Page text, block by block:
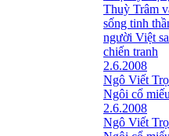
Thuỳ Trâm
sống tinh
người Việt
chiến tranh
2.6.2008
Ngô Viết
Ngôi cổ miếu
2.6.2008
Ngô Viết